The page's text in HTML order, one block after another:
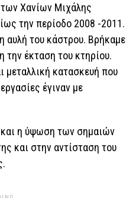
Χανίων Μιχάλης
την περίοδο 2008 -2011.
αυλή του κάστρου. Βρήκαμε
έκταση του κτηρίου.
κατασκευή που
έγιναν με
και η ύψωση των σημαιών
και στην αντίσταση του